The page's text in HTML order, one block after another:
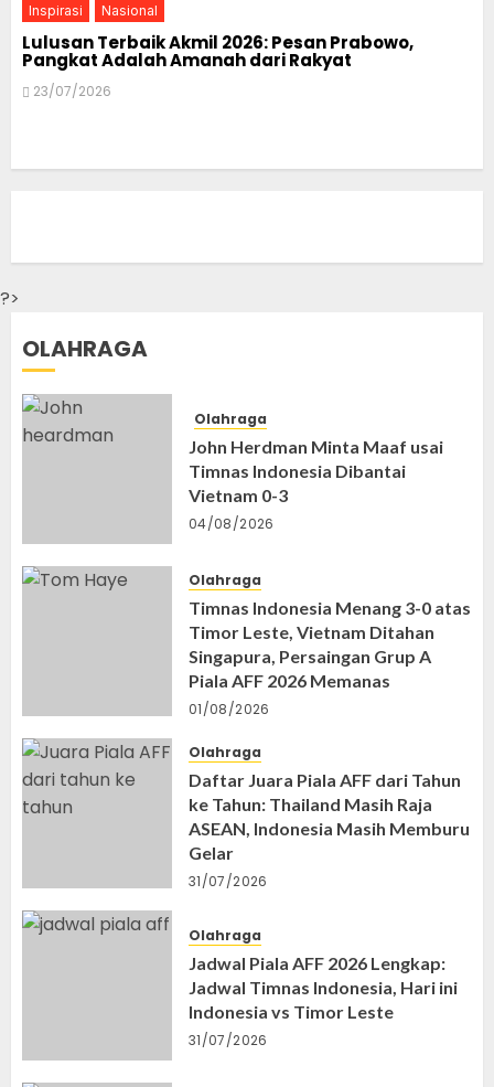
Inspirasi Nasional
Lulusan Terbaik Akmil 2026: Pesan Prabowo,
Pangkat Adalah Amanah dari Rakyat
23/07/2026
?>
OLAHRAGA
Olahraga
John Herdman Minta Maaf usai
Timnas Indonesia Dibantai
Vietnam 0-3
04/08/2026
Olahraga
Timnas Indonesia Menang 3-0 atas
Timor Leste, Vietnam Ditahan
Singapura, Persaingan Grup A
Piala AFF 2026 Memanas
01/08/2026
Olahraga
Daftar Juara Piala AFF dari Tahun
ke Tahun: Thailand Masih Raja
ASEAN, Indonesia Masih Memburu
Gelar
31/07/2026
Olahraga
Jadwal Piala AFF 2026 Lengkap:
Jadwal Timnas Indonesia, Hari ini
Indonesia vs Timor Leste
31/07/2026